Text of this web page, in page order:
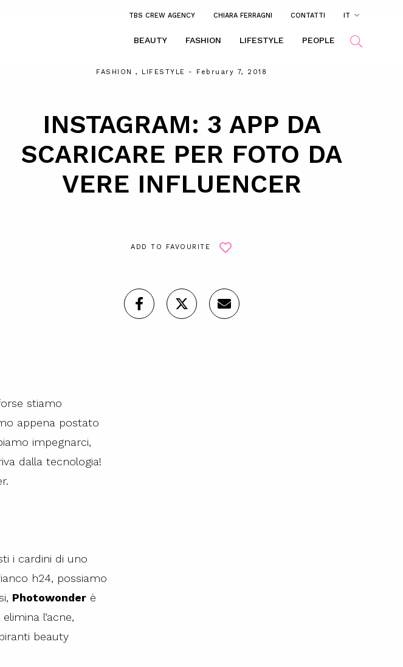
TBS CREW AGENCY CHIARA FERRAGNI CONTATTI IT
BEAUTY FASHION LIFESTYLE PEOPLE
FASHION , LIFESTYLE - February 7, 2018
INSTAGRAM: 3 APP DA
SCARICARE PER FOTO DA
VERE INFLUENCER
ADD TO FAVOURITE
stiamo
appena postato
impegnarci,
dalla tecnologia!
i cardini di uno
h24, possiamo
Photowonder è
l’acne,
beauty